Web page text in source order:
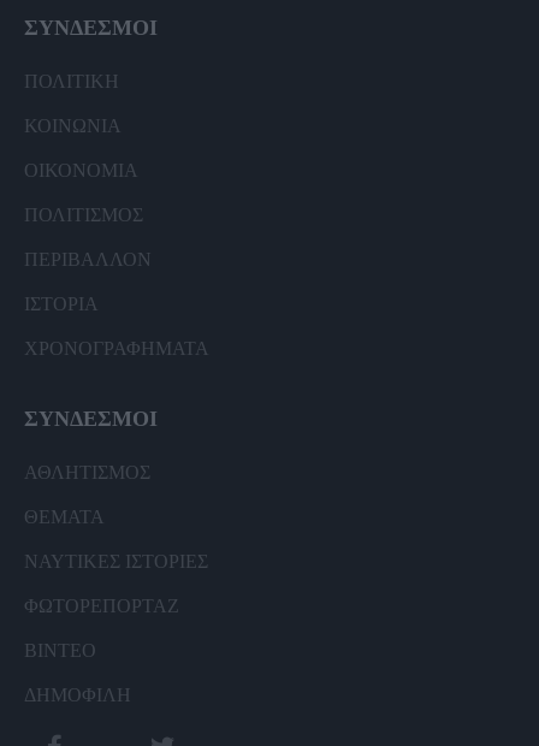
ΣΥΝΔΕΣΜΟΙ
ΠΟΛΙΤΙΚΗ
ΚΟΙΝΩΝΙΑ
ΟΙΚΟΝΟΜΙΑ
ΠΟΛΙΤΙΣΜΟΣ
ΠΕΡΙΒΑΛΛΟΝ
ΙΣΤΟΡΙΑ
ΧΡΟΝΟΓΡΑΦΗΜΑΤΑ
ΣΥΝΔΕΣΜΟΙ
ΑΘΛΗΤΙΣΜΟΣ
ΘΕΜΑΤΑ
ΝΑΥΤΙΚΕΣ ΙΣΤΟΡΙΕΣ
ΦΩΤΟΡΕΠΟΡΤΑΖ
ΒΙΝΤΕΟ
ΔΗΜΟΦΙΛΗ